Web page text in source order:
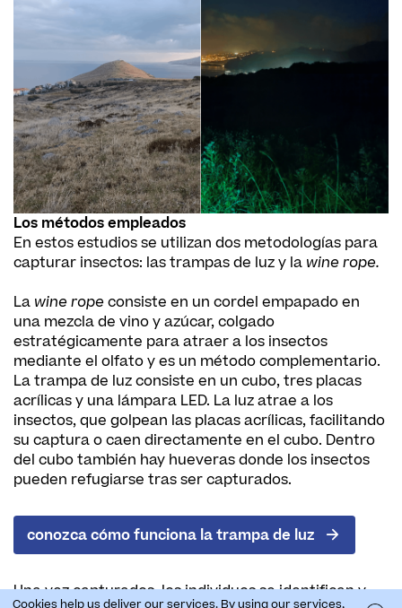
Los métodos empleados
En estos estudios se utilizan dos metodologías para
capturar insectos: las trampas de luz y la wine rope.
La wine ropeconsiste en un cordel empapado en
una mezcla de vino y azúcar, colgado
estratégicamente para atraer a los insectos
mediante el olfato y es un método complementario.
La trampa de luz consiste en un cubo, tres placas
acrílicas y una lámpara LED. La luz atrae a los
insectos, que golpean las placas acrílicas, facilitando
su captura o caen directamente en el cubo. Dentro
del cubo también hay hueveras donde los insectos
pueden refugiarse tras ser capturados.
conozca cómo funciona la trampa de luz
Una vez capturados, los individuos se identifican y
Cookies help us deliver our services. By using our services,